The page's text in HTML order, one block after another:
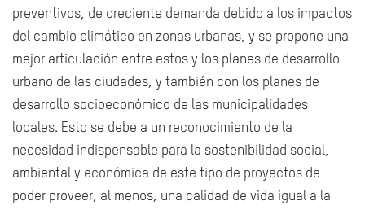
preventivos, de creciente demanda debido a los impactos
del cambio climático en zonas urbanas, y se propone una
mejor articulación entre estos y los planes de desarrollo
urbano de las ciudades, y también con los planes de
desarrollo socioeconómico de las municipalidades
locales. Esto se debe a un reconocimiento de la
necesidad indispensable para la sostenibilidad social,
ambiental y económica de este tipo de proyectos de
poder proveer, al menos, una calidad de vida igual a la